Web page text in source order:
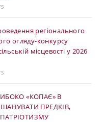
регіонального
огляду-конкурсу
місцевості у 2026
«КОПАЄ» В
ПРЕДКІВ,